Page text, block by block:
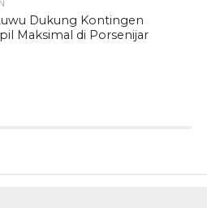
Dukung Kontingen
Maksimal di Porsenijar